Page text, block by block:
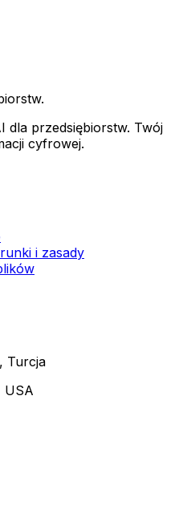
dla przedsiębiorstw. Twój
cyfrowej.
i zasady
Turcja
USA